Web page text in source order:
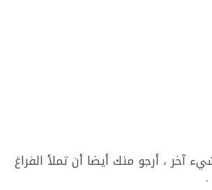
آخر ، أرجو منك أيضا أن تملأ الفراغ